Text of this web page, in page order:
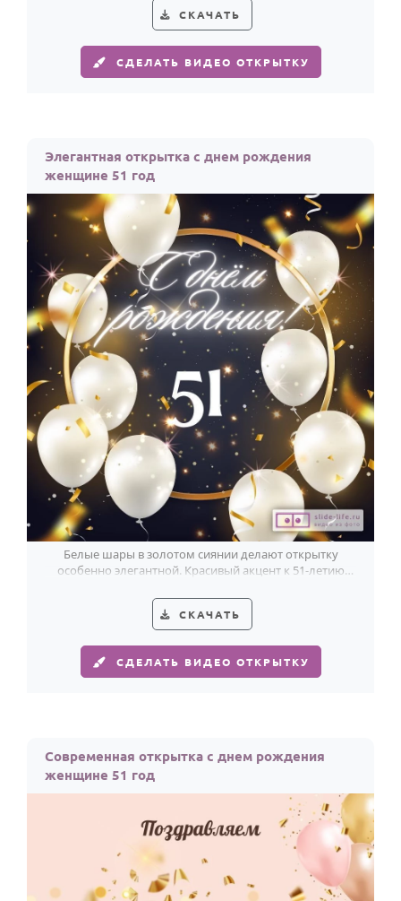
СКАЧАТЬ
СДЕЛАТЬ ВИДЕО ОТКРЫТКУ
Элегантная открытка с днем рождения
женщине 51 год
Белые шары в золотом сиянии делают открытку
особенно элегантной. Красивый акцент к 51-летию
СКАЧАТЬ
СДЕЛАТЬ ВИДЕО ОТКРЫТКУ
Современная открытка с днем рождения
женщине 51 год